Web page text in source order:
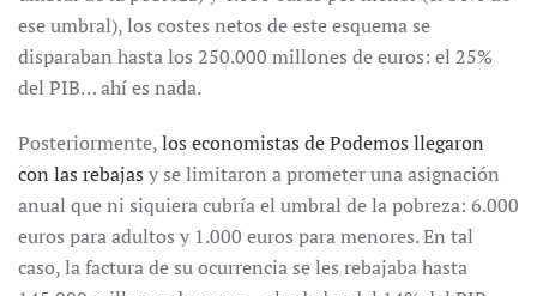
ese umbral), los costes netos de este esquema se
disparaban hasta los 250.000 millones de euros: el 25%
del PIB… ahí es nada.
Posteriormente,los economistas de Podemos llegaron
con las rebajas y se limitaron a prometer una asignación
anual que ni siquiera cubría el umbral de la pobreza: 6.000
euros para adultos y 1.000 euros para menores. En tal
caso, la factura de su ocurrencia se les rebajaba hasta